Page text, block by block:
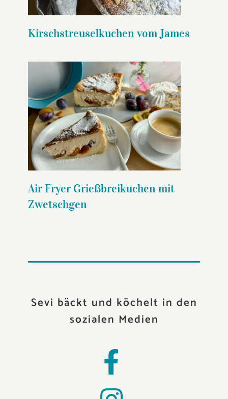
Kirschstreuselkuchen vom James
Air Fryer Grießbreikuchen mit
Zwetschgen
Air Fryer Grießbreikuchen mit
Zwetschgen
Sevi bäckt und köchelt in den
sozialen Medien